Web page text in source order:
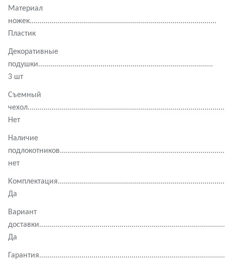
Материал
ножек.............................................................................................
Пластик
Декоративные
подушки.......................................................................................
3 шт
Съемный
Нет
Наличие
нет
Да
Вариант
Да